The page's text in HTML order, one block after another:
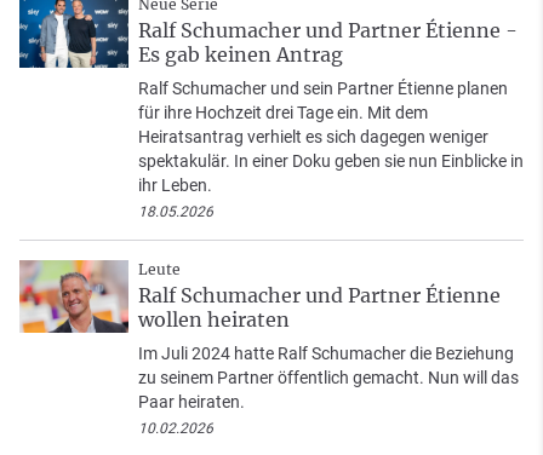
Neue Serie
Ralf Schumacher und Partner Étienne -
Es gab keinen Antrag
Ralf Schumacher und sein Partner Étienne planen
für ihre Hochzeit drei Tage ein. Mit dem
Heiratsantrag verhielt es sich dagegen weniger
spektakulär. In einer Doku geben sie nun Einblicke in
ihr Leben.
18.05.2026
Leute
Ralf Schumacher und Partner Étienne
wollen heiraten
Im Juli 2024 hatte Ralf Schumacher die Beziehung
zu seinem Partner öffentlich gemacht. Nun will das
Paar heiraten.
10.02.2026